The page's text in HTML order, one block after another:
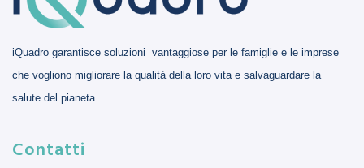
iQuadro garantisce soluzioni vantaggiose per le famiglie e le imprese
che vogliono migliorare la qualità della loro vita e salvaguardare la
salute del pianeta.
Contatti